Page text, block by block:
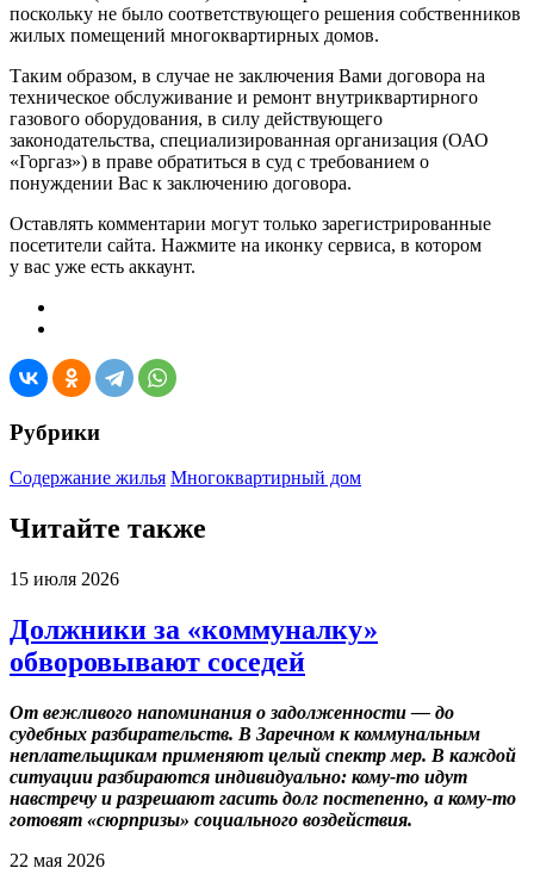
поскольку не было соответствующего решения собственников
жилых помещений многоквартирных домов.
Таким образом, в случае не заключения Вами договора на
техническое обслуживание и ремонт внутриквартирного
газового оборудования, в силу действующего
законодательства, специализированная организация (ОАО
«Горгаз») в праве обратиться в суд с требованием о
понуждении Вас к заключению договора.
Оставлять комментарии могут только зарегистрированные
посетители сайта. Нажмите на иконку сервиса, в котором
у вас уже есть аккаунт.
Рубрики
Содержание жилья Многоквартирный дом
Читайте также
15 июля 2026
Должники за «коммуналку»
обворовывают соседей
От вежливого напоминания о задолженности — до
судебных разбирательств. В Заречном к коммунальным
неплательщикам применяют целый спектр мер. В каждой
ситуации разбираются индивидуально: кому-то идут
навстречу и разрешают гасить долг постепенно, а кому-то
готовят «сюрпризы» социального воздействия.
22 мая 2026